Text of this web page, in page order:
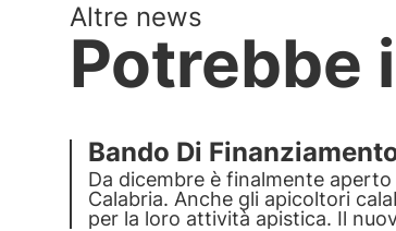
Altre news
Potrebbe
Bando Di
Da dicembre è finalmente
Calabria. Anche gli apicoltori
per la loro attività apistica. Il